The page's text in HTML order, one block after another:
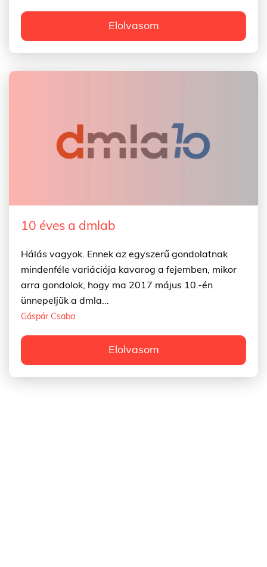
Elolvasom
10 éves a dmlab
Hálás vagyok. Ennek az egyszerű gondolatnak
mindenféle variációja kavarog a fejemben, mikor
arra gondolok, hogy ma 2017 május 10.-én
ünnepeljük a dmla...
Gáspár Csaba
Elolvasom